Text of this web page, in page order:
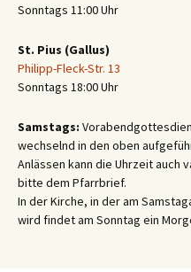
Sonntags 11:00 Uhr
St. Pius (Gallus)
Philipp-Fleck-Str. 13
Sonntags 18:00 Uhr
Samstags:
wechselnd in den oben
Anlässen kann die Uhrzeit auch
bitte dem Pfarrbrief.
In der Kirche, in der am
wird findet am Sonntag ein